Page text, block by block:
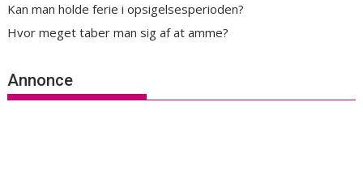
Kan man holde ferie i opsigelsesperioden?
Hvor meget taber man sig af at amme?
Annonce